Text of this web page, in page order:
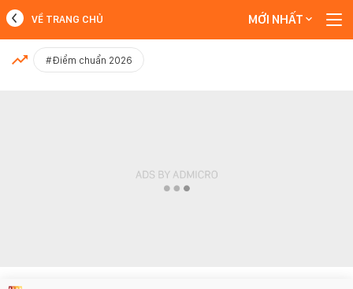
MỚI NHẤT
VỀ TRANG CHỦ MỚI NHẤT
#Điểm chuẩn 2026